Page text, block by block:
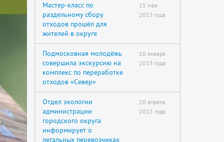
Мастер-класс по
раздельному сбору
отходов прошёл для
жителей в округе
15 мая
2023 года
Подмосковная молодёжь
совершила экскурсию на
комплекс по переработке
отходов «Север»
10 января
2023 года
Отдел экологии
администрации
городского округа
информирует о
легальных перевозчиках
20 апреля
2022 года